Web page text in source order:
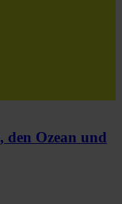
den Ozean und